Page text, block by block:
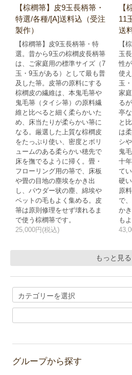
【棕櫚箒】皮9玉長柄箒・
特選/各種/[A]送料込（受注
製作）
【棕櫚箒】皮9玉長柄箒・特
選。昔から9玉の棕櫚皮長柄箒
は、ご家庭用の標準サイズ（7
玉・9玉がある）として最も普
及した箒。皮箒の原料にする
棕櫚皮の繊維は、本鬼毛箒や
鬼毛箒（タイシ箒）の原料繊
維と比べると細く柔らかいた
め、床当たりが柔らかい箒に
なる。厳選した上質な棕櫚皮
をたっぷり使い、密度とボリ
ュームのある柔らかい穂先で
床を撫でるように掃く。畳・
フローリング用の箒で、床板
や畳の目地の塵埃をかき出
し、パウダー状の塵、綿埃や
ペットの毛もよく集める。皮
箒は原則修理をせず壊れるま
で使う棕櫚箒です。
25,000円(税込)
【
11
送
【
玉
性
使
玉
家
る
亭
と
は
シ
鬼
十
て
硬
原
で
か
も
もっと見る
グループから探す